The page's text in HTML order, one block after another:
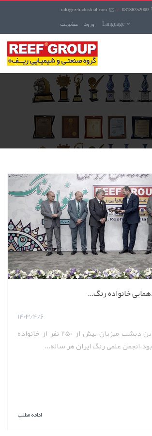
info@reefindustrial.com / 03136252000
عضويت ورود Language
منوی
کاربری
خانواده رنگ...
1403/4/6
هتل پارسیان اوین دیشب میزبان بیش از 250 نفر از خانواده
علمی رنگ ایران هر ساله...
ادامه مطلب